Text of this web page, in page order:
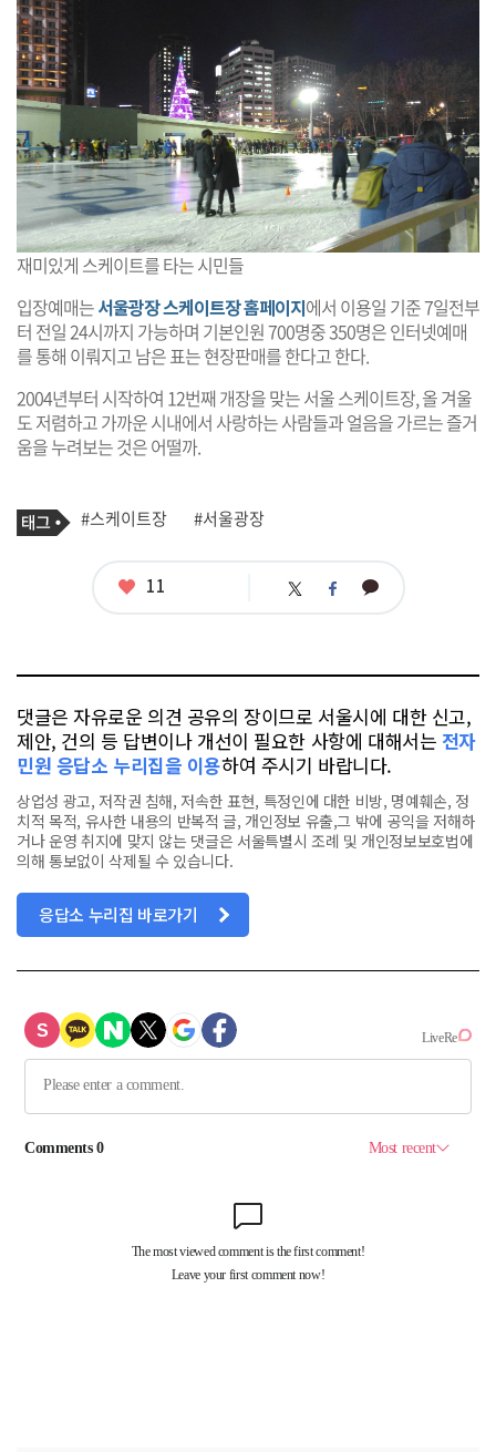
재미있게 스케이트를 타는 시민들
입장예매는서울광장 스케이트장 홈페이지에서 이용일 기준 7일전부
터 전일 24시까지 가능하며 기본인원 700명중 350명은 인터넷예매
를 통해 이뤄지고 남은 표는 현장판매를 한다고 한다.
2004년부터 시작하여 12번째 개장을 맞는 서울 스케이트장, 올 겨울
도 저렴하고 가까운 시내에서 사랑하는 사람들과 얼음을 가르는 즐거
움을 누려보는 것은 어떨까.
기
사
태
그
#스케이트장 #서울광장
좋
11 트 페 카
댓글은 자유로운 의견 공유의 장이므로 서울시에 대한 신고,
제안, 건의 등 답변이나 개선이 필요한 사항에 대해서는 전자
민원 응답소 누리집을 이용하여 주시기 바랍니다.
상업성 광고, 저작권 침해, 저속한 표현, 특정인에 대한 비방, 명예훼손, 정
치적 목적, 유사한 내용의 반복적 글, 개인정보 유출,그 밖에 공익을 저해하
거나 운영 취지에 맞지 않는 댓글은 서울특별시 조례 및 개인정보보호법에
의해 통보없이 삭제될 수 있습니다.
응답소 누리집 바로가기